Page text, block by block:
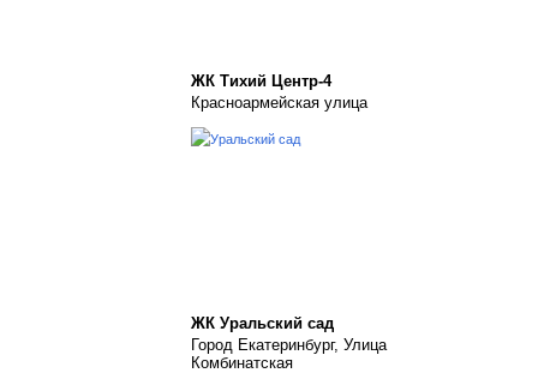
ЖК Тихий Центр-4
Красноармейская улица
ЖК Уральский сад
Город Екатеринбург, Улица
Комбинатская